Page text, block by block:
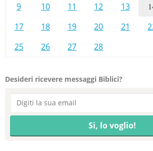
9
10 11 12 13
17
18 19 20 21
25
26 27 28
Desideri ricevere messaggi Biblici?